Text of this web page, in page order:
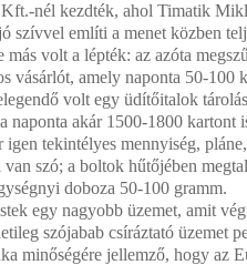
nél kezdték, ahol Timatik
szívvel említi a menet közben
volt a lépték: az azóta
vásárlót, amely naponta 50-100
volt egy üdítőitalok
naponta akár 1500-1800 kartont
tekintélyes mennyiség,
szó; a boltok hűtőjében
doboza 50-100 gramm.
egy nagyobb üzemet, amit
szójabab csíráztató üzemet
minőségére jellemző, hogy az